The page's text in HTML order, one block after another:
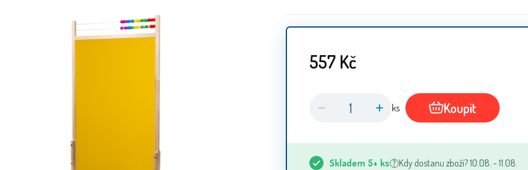
557 Kč
ks Koupit
Skladem 5+ ks Kdy dostanu zboží? 10.08. - 11.08.